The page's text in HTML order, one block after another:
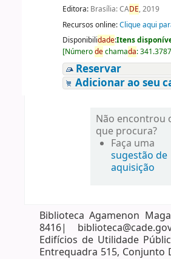
Editora: Brasília: CADE, 2019
Recursos online:Clique aqui
Disponibilidade:Itens
[Númerodechamada:
Reservar
Adicionar ao seu
Não encontrou
que procura?
Faça uma
sugestão de
aquisição
Biblioteca Agamenon
8416|
Edifícios de Utilidade
Entrequadra 515, Conjunto